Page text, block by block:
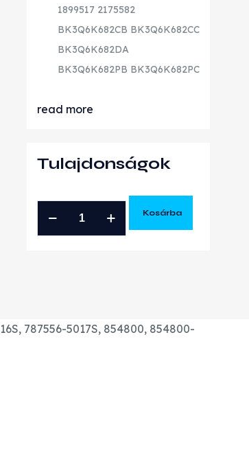
1899517 2175582
BK3Q6K682CB BK3Q6K682CC
BK3Q6K682DA
BK3Q6K682PB BK3Q6K682PC
read more
Tulajdonságok
ÚJ
Kosárba
787556-5017S, 854800, 854800-